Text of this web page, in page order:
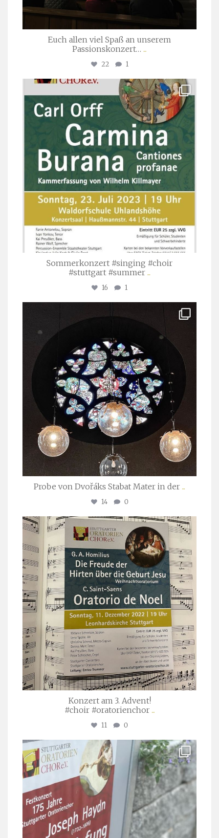
Euch allen viel Spaß an unserem
Passionskonzert… ...
22 1
stuttgarter_oratorienchor
Juli 22
Sommerkonzert #singing #choir
#stuttgart #summer ...
16 1
Apr. 1
Probe von Dvořáks Stabat Mater in der ...
14 0
stuttgarter_oratorienchor
Nov. 29
Konzert am 3. Advent!
#choir #oratorienchor ...
11 0
stuttgarter_oratorienchor
Juli 23